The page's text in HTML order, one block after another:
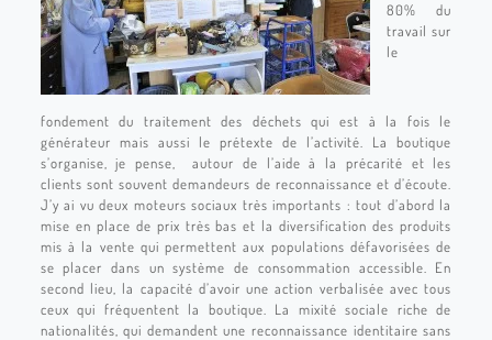
80% du
travail sur
le
fondement du traitement des déchets qui est à la fois le
générateur mais aussi le prétexte de l’activité. La boutique
s’organise, je pense, autour de l’aide à la précarité et les
clients sont souvent demandeurs de reconnaissance et d’écoute.
J’y ai vu deux moteurs sociaux très importants : tout d’abord la
mise en place de prix très bas et la diversification des produits
mis à la vente qui permettent aux populations défavorisées de
se placer dans un système de consommation accessible. En
second lieu, la capacité d’avoir une action verbalisée avec tous
ceux qui fréquentent la boutique. La mixité sociale riche de
nationalités, qui demandent une reconnaissance identitaire sans